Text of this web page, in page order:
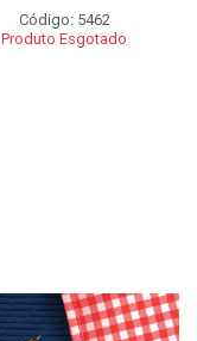
Código: 5462
Produto Esgotado